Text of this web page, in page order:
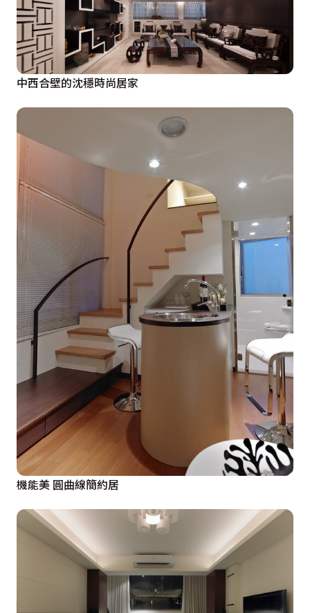
中西合壁的沈穩時尚居家
機能美 圓曲線簡約居